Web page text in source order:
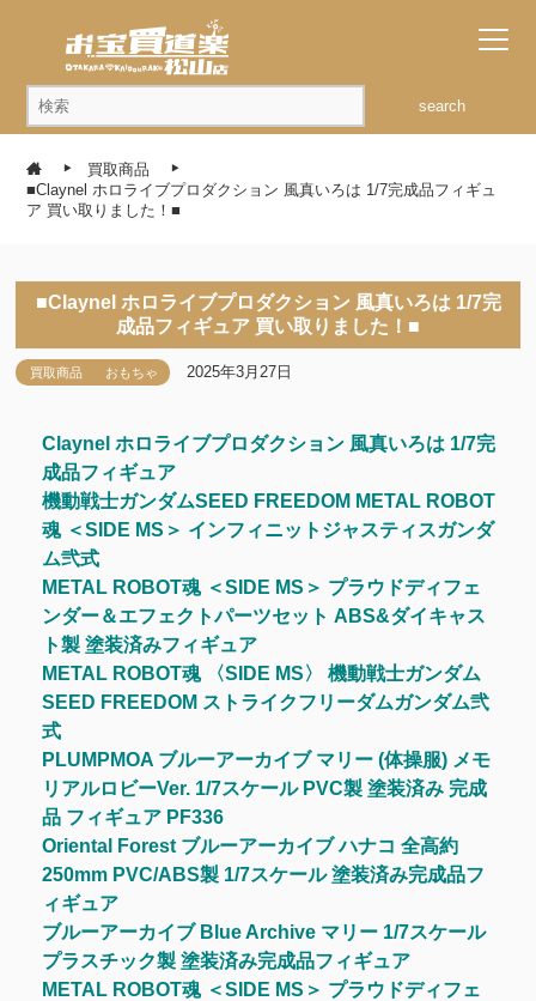
search
買取商品
■Claynel ホロライブプロダクション 風真いろは 1/7完成品フィギュ
ア 買い取りました！■
■Claynel ホロライブプロダクション 風真いろは 1/7完
成品フィギュア 買い取りました！■
買取商品 おもちゃ 2025年3月27日
Claynel ホロライブプロダクション 風真いろは 1/7完
成品フィギュア
機動戦士ガンダムSEED FREEDOM METAL ROBOT
魂 ＜SIDE MS＞ インフィニットジャスティスガンダ
ム弐式
METAL ROBOT魂 ＜SIDE MS＞ プラウドディフェ
ンダー＆エフェクトパーツセット ABS&ダイキャス
ト製 塗装済みフィギュア
METAL ROBOT魂 〈SIDE MS〉 機動戦士ガンダム
SEED FREEDOM ストライクフリーダムガンダム弐
式
PLUMPMOA ブルーアーカイブ マリー (体操服) メモ
リアルロビーVer. 1/7スケール PVC製 塗装済み 完成
品 フィギュア PF336
Oriental Forest ブルーアーカイブ ハナコ 全高約
250mm PVC/ABS製 1/7スケール 塗装済み完成品フ
ィギュア
ブルーアーカイブ Blue Archive マリー 1/7スケール
プラスチック製 塗装済み完成品フィギュア
METAL ROBOT魂 ＜SIDE MS＞ プラウドディフェ